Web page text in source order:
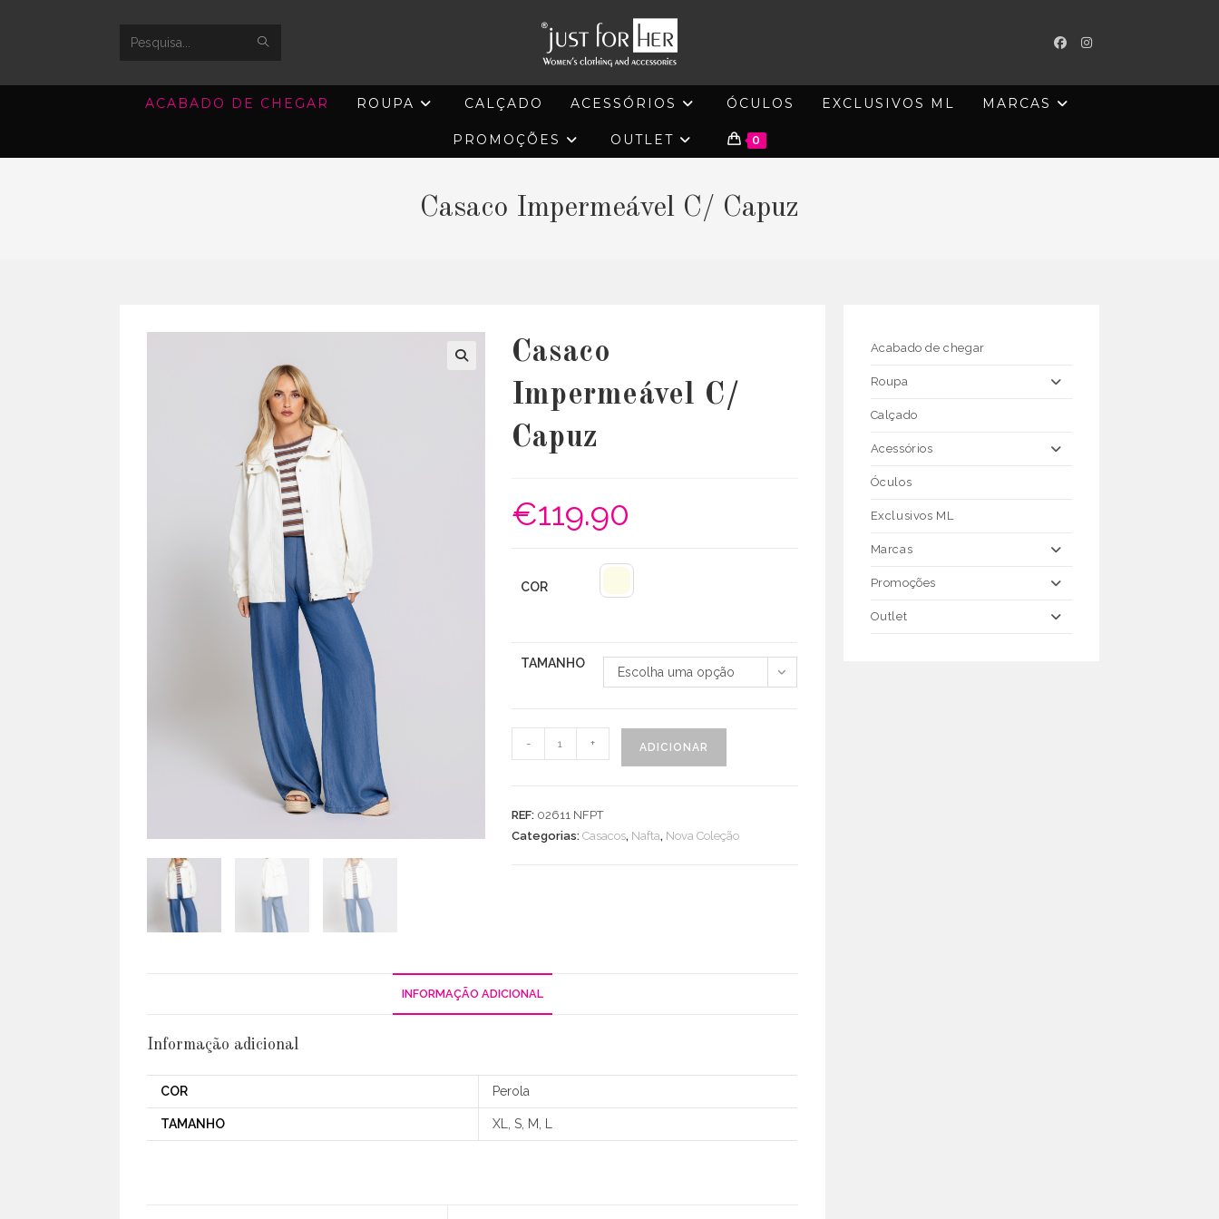
Search
ACABADO DE CHEGAR ROUPA CALÇADO ACESSÓRIOS ÓCULOS EXCLUSIVOS ML MARCAS
PROMOÇÕES OUTLET 0
Casaco Impermeável C/ Capuz
Casaco
Impermeável C/
Capuz
€119.90
COR
TAMANHO
Escolha uma opção
de
- + ADICIONAR
REF: 02611 NFPT
Categorias: Casacos, Nafta, Nova Coleção
INFORMAÇÃO ADICIONAL
Informação adicional
COR Perola
TAMANHO XL, S, M, L
Acabado de chegar
Roupa
Calçado
Acessórios
Óculos
Exclusivos ML
Marcas
Promoções
Outlet